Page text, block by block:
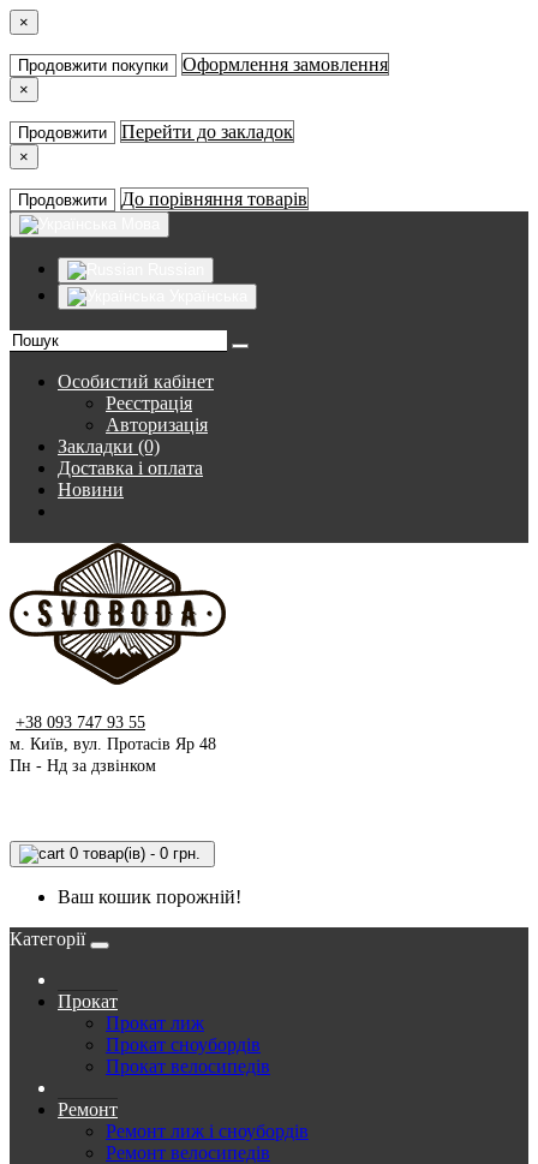
×
Продовжити покупки Оформлення замовлення
×
Продовжити Перейти до закладок
×
Продовжити До порівняння товарів
Особистий кабінет
Реєстрація
Авторизація
Закладки (0)
Доставка і оплата
Новини
+38 093 747 93 55
м. Київ, вул. Протасів Яр 48
Пн - Нд за дзвінком
0 товар(ів) - 0 грн.
Ваш кошик порожній!
Категорії
Прокат
Прокат лиж
Прокат сноубордів
Прокат велосипедів
Ремонт
Ремонт лиж і сноубордів
Ремонт велосипедів